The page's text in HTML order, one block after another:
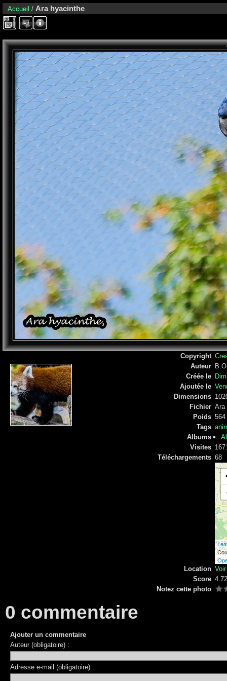
Accueil / Ara hyacinthe
Copyright
Auteur
Créée le
Ajoutée le
Dimensions
Fichier Ara
Poids 564
Tags
Albums
Visites
Téléchargements 68
Location
Score 4.72
Notez cette photo
0 commentaire
Ajouter un commentaire
Auteur (obligatoire) :
Adresse e-mail (obligatoire) :